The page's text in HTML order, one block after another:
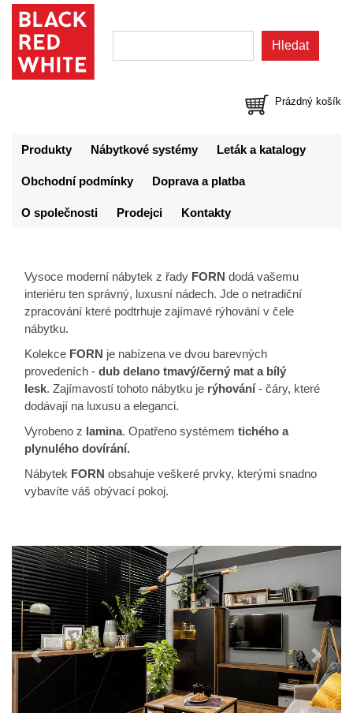
Prázdný košík
Produkty Nábytkové systémy Leták a katalogy
Obchodní podmínky Doprava a platba
O společnosti Prodejci Kontakty
Vysoce moderní nábytek z řady FORN dodá vašemu
interiéru ten správný, luxusní nádech. Jde o netradiční
zpracování které podtrhuje zajímavé rýhování v čele
nábytku.
Kolekce FORN je nabízena ve dvou barevných
provedeních - dub delano tmavý/černý mat a bílý
lesk. Zajímavostí tohoto nábytku je rýhování - čáry, které
dodávají na luxusu a eleganci.
Vyrobeno z lamina. Opatřeno systémem tichého a
plynulého dovírání.
Nábytek FORN obsahuje veškeré prvky, kterými snadno
vybavíte váš obývací pokoj.
Předchozí Další